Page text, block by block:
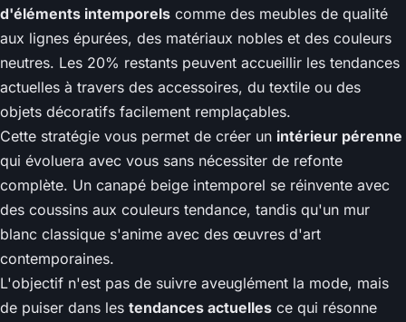
d'éléments intemporels comme des meubles de qualité
aux lignes épurées, des matériaux nobles et des couleurs
neutres. Les 20% restants peuvent accueillir les tendances
actuelles à travers des accessoires, du textile ou des
objets décoratifs facilement remplaçables.
Cette stratégie vous permet de créer un intérieur pérenne
qui évoluera avec vous sans nécessiter de refonte
complète. Un canapé beige intemporel se réinvente avec
des coussins aux couleurs tendance, tandis qu'un mur
blanc classique s'anime avec des œuvres d'art
contemporaines.
L'objectif n'est pas de suivre aveuglément la mode, mais
de puiser dans les tendances actuelles ce qui résonne